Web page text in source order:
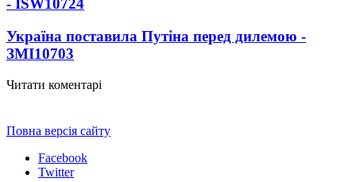
- ISW10724
Україна поставила Путіна перед дилемою -
ЗМІ10703
Читати коментарі
Повна версія сайту
Facebook
Twitter